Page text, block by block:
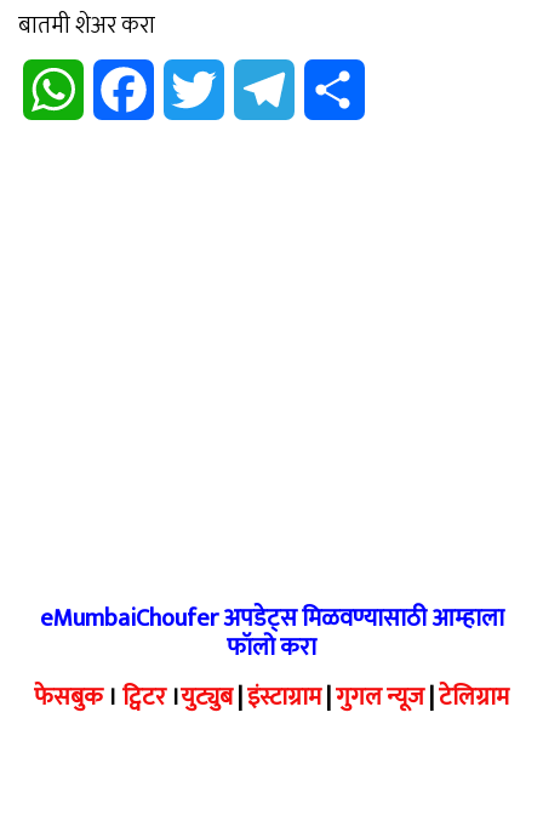
बातमी शेअर करा
WhatsApp Facebook Twitter Telegram
eMumbaiChoufer अपडेट्स मिळवण्यासाठी आम्हाला
फॉलो करा
फेसबुक।ट्विटर।युट्युब|इंस्टाग्राम|गुगल न्यूज|टेलिग्राम